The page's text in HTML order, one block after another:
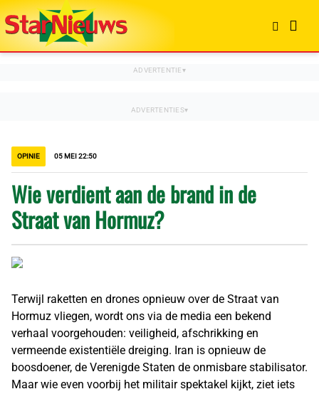
OPINIE 05 MEI 22:50
Wie verdient aan de brand in de
Straat van Hormuz?
Terwijl raketten en drones opnieuw over de Straat van
Hormuz vliegen, wordt ons via de media een bekend
verhaal voorgehouden: veiligheid, afschrikking en
vermeende existentiële dreiging. Iran is opnieuw de
boosdoener, de Verenigde Staten de onmisbare stabilisator.
Maar wie even voorbij het militair spektakel kijkt, ziet iets